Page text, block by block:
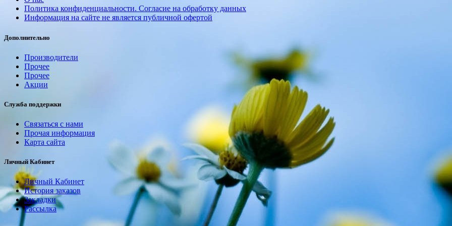
Политика конфиденциальности. Согласие на обработку данных
Информация на сайте не является публичной офертой
Дополнительно
Производители
Прочее
Прочее
Акции
Служба поддержки
Связаться с нами
Прочая информация
Карта сайта
Личный Кабинет
Личный Кабинет
История заказов
Закладки
Рассылка